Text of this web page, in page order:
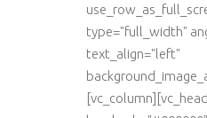
type="full_width"
text_align="left"